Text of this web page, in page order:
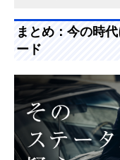
まとめ：今の時
ード